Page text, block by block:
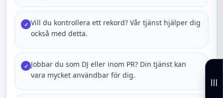
✓ Vill du kontrollera ett rekord? Vår tjänst hjälper dig
också med detta.
✓ Jobbar du som DJ eller inom PR? Din tjänst kan
vara mycket användbar för dig.